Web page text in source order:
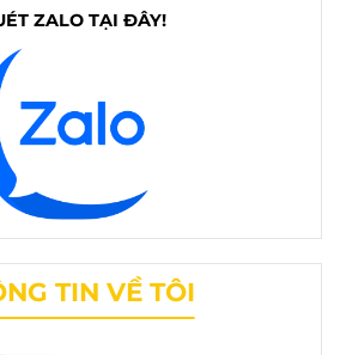
ZALO TẠI ĐÂY!
TIN VỀ TÔI